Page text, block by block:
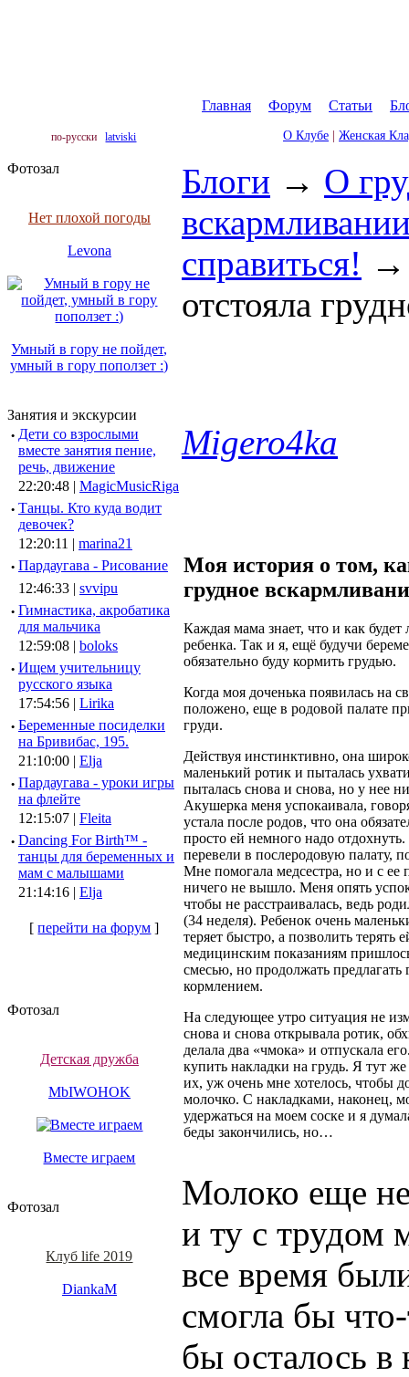
Главная Форум Статьи
по-русски latviski О Клубе Женская
Фотозал
Нет плохой погоды
Levona
Умный в гору не пойдет,
умный в гору поползет :)
Занятия и экскурсии
· Дети со взрослыми
вместе занятия пение,
речь, движение
22:20:48 | MagicMusicRiga
· Танцы. Кто куда водит
девочек?
12:20:11 | marina21
· Пардаугава - Рисование
12:46:33 | svvipu
· Гимнастика, акробатика
для мальчика
12:59:08 | boloks
· Ищем учительницу
русского языка
17:54:56 | Lirika
· Беременные посиделки
на Бривибас, 195.
21:10:00 | Elja
· Пардаугава - уроки игры
на флейте
12:15:07 | Fleita
· Dancing For Birth™ -
танцы для беременных и
мам с малышами
21:14:16 | Elja
[перейти на форум ]
Фотозал
Детская дружба
MbIWOHOK
Вместе играем
Фотозал
Клуб life 2019
DiankaM
Блоги → O
справиться!
отстояла
Migero4ka
Моя история о том,
грудное
Каждая мама знает, что и как будет
ребенка. Так и я, ещё будучи
обязательно буду кормить грудью.
Когда моя доченька появилась на
положено, еще в родовой палате
груди.
Действуя инстинктивно, она
маленький ротик и пыталась
пыталась снова и снова, но у нее
Акушерка меня успокаивала,
устала после родов, что она
просто ей немного надо отдохнуть.
перевели в послеродовую палату,
Мне помогала медсестра, но и с
ничего не вышло. Меня опять
чтобы не расстраивалась, ведь
(34 неделя). Ребенок очень
теряет быстро, а позволить терять
медицинским показаниям
смесью, но продолжать
кормлением.
На следующее утро ситуация не
снова и снова открывала ротик,
делала два «чмока» и отпускала
купить накладки на грудь. Я тут
их, уж очень мне хотелось, чтобы
молочко. С накладками, наконец,
удержаться на моем соске и я
беды закончились, но…
Молоко еще
и ту с трудом
все время
смогла бы
бы осталось